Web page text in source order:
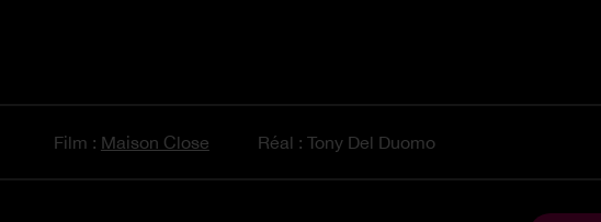
Film : Maison Close Réal : Tony Del Duomo